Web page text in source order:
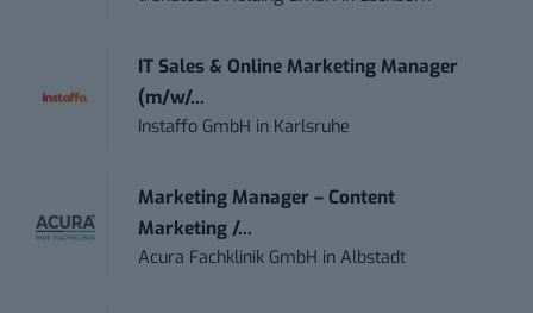
IT Sales & Online Marketing Manager
(m/w/...
Instaffo GmbH in Karlsruhe
Marketing Manager – Content
Marketing /...
Acura Fachklinik GmbH inAlbstadt